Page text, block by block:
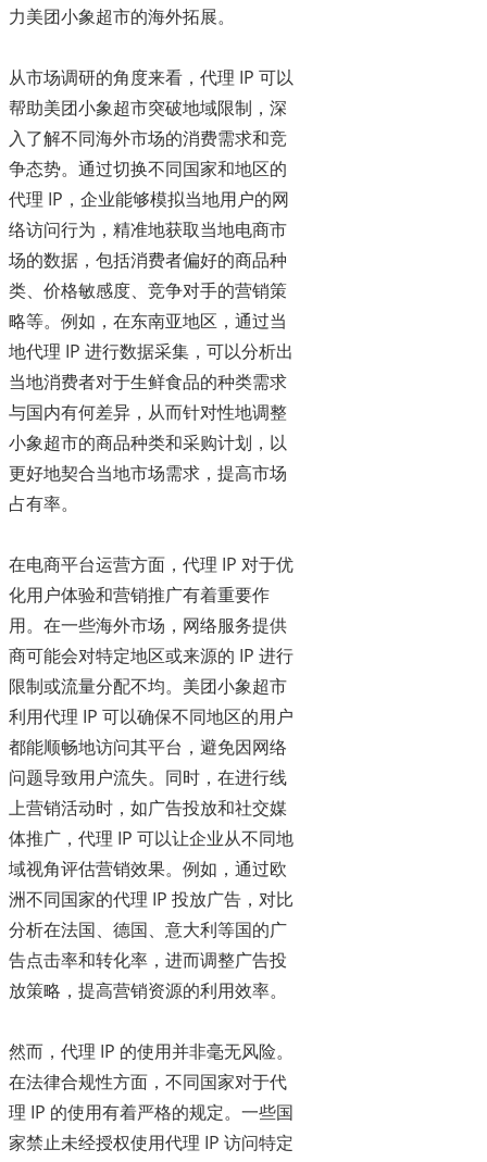
力美团小象超市的海外拓展。
从市场调研的角度来看，代理 IP 可以
帮助美团小象超市突破地域限制，深
入了解不同海外市场的消费需求和竞
争态势。通过切换不同国家和地区的
代理 IP，企业能够模拟当地用户的网
络访问行为，精准地获取当地电商市
场的数据，包括消费者偏好的商品种
类、价格敏感度、竞争对手的营销策
略等。例如，在东南亚地区，通过当
地代理 IP 进行数据采集，可以分析出
当地消费者对于生鲜食品的种类需求
与国内有何差异，从而针对性地调整
小象超市的商品种类和采购计划，以
更好地契合当地市场需求，提高市场
占有率。
在电商平台运营方面，代理 IP 对于优
化用户体验和营销推广有着重要作
用。在一些海外市场，网络服务提供
商可能会对特定地区或来源的 IP 进行
限制或流量分配不均。美团小象超市
利用代理 IP 可以确保不同地区的用户
都能顺畅地访问其平台，避免因网络
问题导致用户流失。同时，在进行线
上营销活动时，如广告投放和社交媒
体推广，代理 IP 可以让企业从不同地
域视角评估营销效果。例如，通过欧
洲不同国家的代理 IP 投放广告，对比
分析在法国、德国、意大利等国的广
告点击率和转化率，进而调整广告投
放策略，提高营销资源的利用效率。
然而，代理 IP 的使用并非毫无风险。
在法律合规性方面，不同国家对于代
理 IP 的使用有着严格的规定。一些国
家禁止未经授权使用代理 IP 访问特定